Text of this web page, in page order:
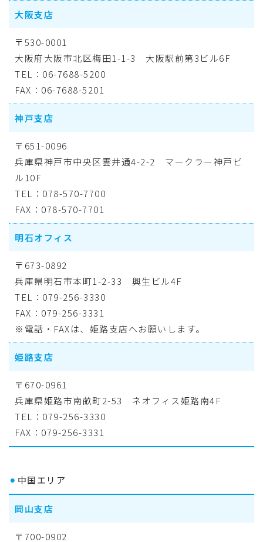
大阪支店
〒530-0001
大阪府大阪市北区梅田1-1-3 大阪駅前第3ビル6F
TEL：06-7688-5200
FAX：06-7688-5201
神戸支店
〒651-0096
兵庫県神戸市中央区雲井通4-2-2 マークラー神戸ビ
ル10F
TEL：078-570-7700
FAX：078-570-7701
明石オフィス
〒673-0892
兵庫県明石市本町1-2-33 興生ビル4F
TEL：079-256-3330
FAX：079-256-3331
※電話・FAXは、姫路支店へお願いします。
姫路支店
〒670-0961
兵庫県姫路市南畝町2-53 ネオフィス姫路南4F
TEL：079-256-3330
FAX：079-256-3331
⚫︎ 中国エリア
岡山支店
〒700-0902